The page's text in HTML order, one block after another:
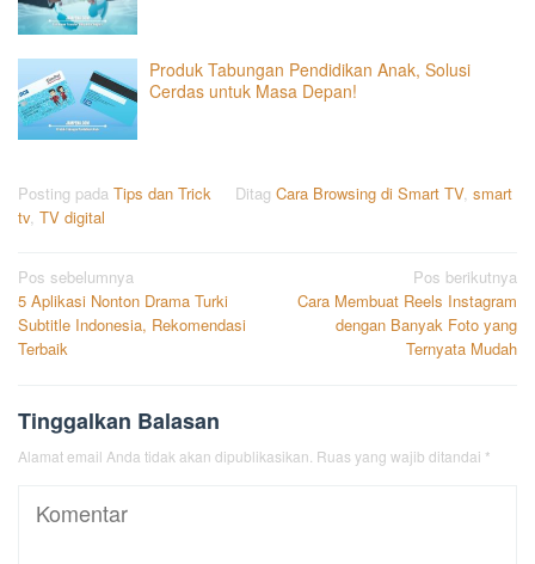
Produk Tabungan Pendidikan Anak, Solusi
Cerdas untuk Masa Depan!
Posting pada Tips dan Trick Ditag Cara Browsing di Smart TV, smart
tv, TV digital
Navigasi
pos
Pos sebelumnya
5 Aplikasi Nonton Drama Turki
Subtitle Indonesia, Rekomendasi
Terbaik
Pos berikutnya
Cara Membuat Reels Instagram
dengan Banyak Foto yang
Ternyata Mudah
Tinggalkan Balasan
Alamat email Anda tidak akan dipublikasikan. Ruas yang wajib ditandai *